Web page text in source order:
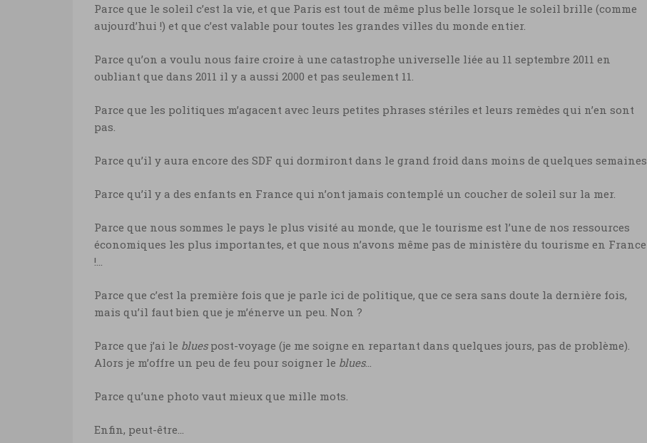
Parce que le soleil c’est la vie, et que Paris est tout de même plus belle lorsque le soleil brille (comme
aujourd’hui !) et que c’est valable pour toutes les grandes villes du monde entier.
Parce qu’on a voulu nous faire croire à une catastrophe universelle liée au 11 septembre 2011 en
oubliant que dans 2011 il y a aussi 2000 et pas seulement 11.
Parce que les politiques m’agacent avec leurs petites phrases stériles et leurs remèdes qui n’en sont
pas.
Parce qu’il y aura encore des SDF qui dormiront dans le grand froid dans moins de quelques semaines.
Parce qu’il y a des enfants en France qui n’ont jamais contemplé un coucher de soleil sur la mer.
Parce que nous sommes le pays le plus visité au monde, que le tourisme est l’une de nos ressources
économiques les plus importantes, et que nous n’avons même pas de ministère du tourisme en France
!…
Parce que c’est la première fois que je parle ici de politique, que ce sera sans doute la dernière fois,
mais qu’il faut bien que je m’énerve un peu. Non ?
Parce que j’ai le bluespost-voyage (je me soigne en repartant dans quelques jours, pas de problème).
Alors je m’offre un peu de feu pour soigner le blues…
Parce qu’une photo vaut mieux que mille mots.
Enfin, peut-être…